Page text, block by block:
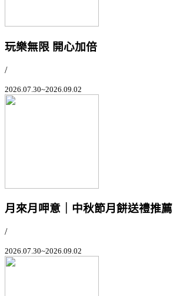
玩樂無限 開心加倍
/
2026.07.30~2026.09.02
月來月呷意｜中秋節月餅送禮推薦
/
2026.07.30~2026.09.02